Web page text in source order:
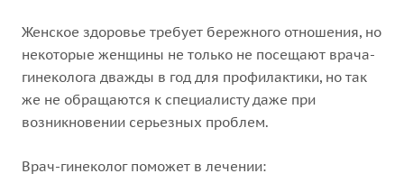
Женское здоровье требует бережного отношения, но
некоторые женщины не только не посещают врача-
гинеколога дважды в год для профилактики, но так
же не обращаются к специалисту даже при
возникновении серьезных проблем.
Врач-гинеколог поможет в лечении: